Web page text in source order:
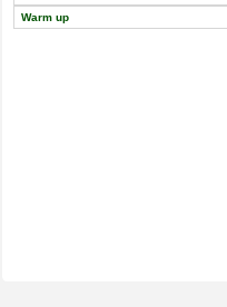
Warm up